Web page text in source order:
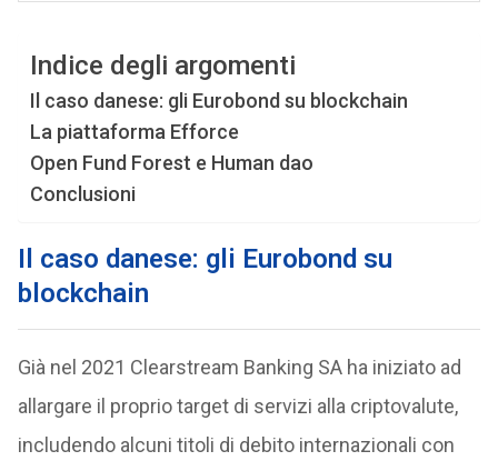
Indice degli argomenti
Il caso danese: gli Eurobond su blockchain
La piattaforma Efforce
Open Fund Forest e Human dao
Conclusioni
Il caso danese: gli Eurobond su
blockchain
Già nel 2021 Clearstream Banking SA ha iniziato ad
allargare il proprio target di servizi alla criptovalute,
includendo alcuni titoli di debito internazionali con